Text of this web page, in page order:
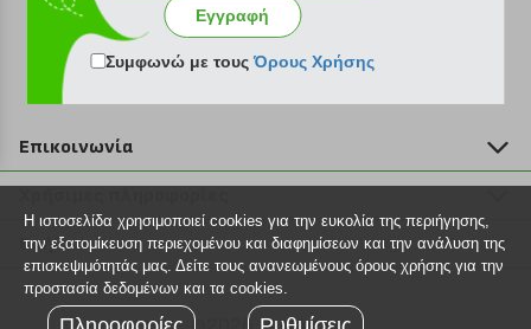
Εγγραφή στο newsletter
Επικοινωνία
211 2000 700
info@plus4u.gr
Η εταιρία
Σημεία παραλαβής
Ευκαιρίες καριέρας
Βοήθεια
Εξέλιξη παραγγελίας
Τρόποι παραγγελίας
Εγγραφή
Συμφωνώ με τουςΌρους Χρήσης
Η ιστοσελίδα χρησιμοποιεί cookies για την ευκολία της περιήγησης,
την εξατομίκευση περιεχομένου και διαφημίσεων και την ανάλυση της
επισκεψιμότητάς μας. Δείτε τους ανανεωμένους όρους χρήσης για την
προστασία δεδομένων και τα cookies.